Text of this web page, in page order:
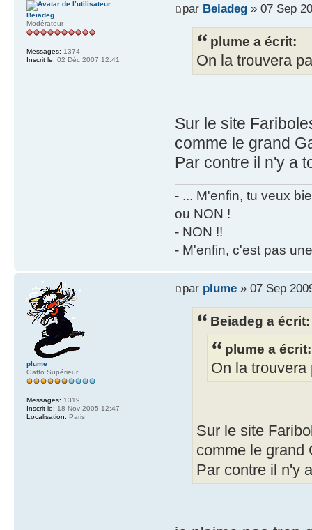
par Beiadeg» 07 Sep
plume a écrit:
On la trouvera
Sur le site
comme le grand
Par contre il n'y a
- ... M'enfin, tu veux
ou NON !
- NON !!
- M'enfin, c'est pas
Beiadeg
Modérateur
Messages: 1374
Inscrit le: 02 Déc 2007 12:41
par plume» 07 Sep
Beiadeg a écrit:
plume a écrit:
On la
Sur le site
comme le grand
Par contre il n'y
plume
Gaffo Supérieur
Messages: 1319
Inscrit le: 18 Nov 2005 12:47
Localisation: Paris